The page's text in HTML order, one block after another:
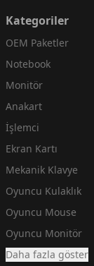
Kategoriler
OEM Paketler
Notebook
Monitör
Anakart
İşlemci
Ekran Kartı
Mekanik Klavye
Oyuncu Kulaklık
Oyuncu Mouse
Oyuncu Monitör
Daha fazla göster